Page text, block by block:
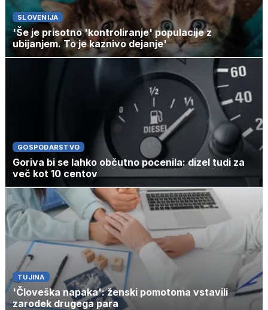
SLOVENIJA
'Še je prisotno 'kontroliranje' populacije z
ubijanjem. To je kaznivo dejanje'
GOSPODARSTVO
Goriva bi se lahko občutno pocenila: dizel tudi za
več kot 10 centov
TUJINA
'Človeška napaka': ženski pomotoma vstavili
zarodek drugega para